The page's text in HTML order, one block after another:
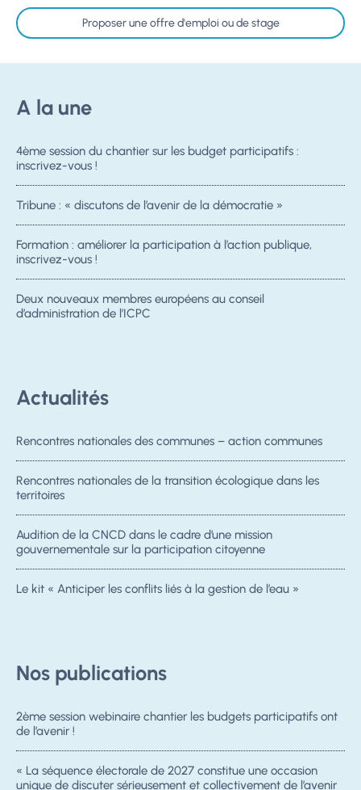
Proposer une offre d'emploi ou de stage
A la une
4ème session du chantier sur les budget participatifs :
inscrivez-vous !
Tribune : « discutons de l’avenir de la démocratie »
Formation : améliorer la participation à l’action publique,
inscrivez-vous !
Deux nouveaux membres européens au conseil
d’administration de l’ICPC
Actualités
Rencontres nationales des communes – action communes
Rencontres nationales de la transition écologique dans les
territoires
Audition de la CNCD dans le cadre d’une mission
gouvernementale sur la participation citoyenne
Le kit « Anticiper les conflits liés à la gestion de l’eau »
Nos publications
2ème session webinaire chantier les budgets participatifs ont
de l’avenir !
« La séquence électorale de 2027 constitue une occasion
unique de discuter sérieusement et collectivement de l’avenir